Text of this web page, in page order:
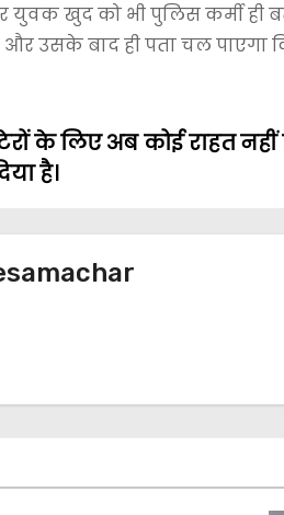
युवक खुद को भी पुलिस कर्मी ही
और उसके बाद ही पता चल
के लिए अब कोई राहत नहीं
है।